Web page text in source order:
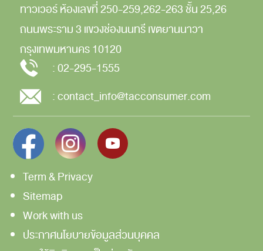
ทาวเวอร์ห้องเลขที่ 250-259,262-263ชั้น 25,26
ถนนพระราม 3 แขวงช่องนนทรีเขตยานนาวา
กรุงเทพมหานคร10120
:02-295-1555
:contact_info@tacconsumer.com
Term & Privacy
Sitemap
Work with us
ประกาศนโยบายข้อมูลส่วนบุคคล